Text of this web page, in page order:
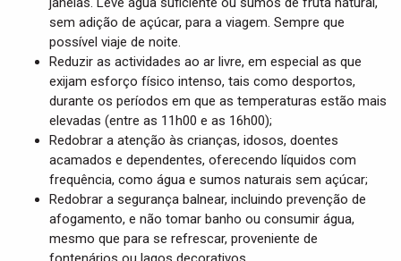
sem adição de açúcar, para a viagem. Sempre que
possível viaje de noite.
Reduzir as actividades ao ar livre, em especial as que
exijam esforço físico intenso, tais como desportos,
durante os períodos em que as temperaturas estão mais
elevadas (entre as 11h00 e as 16h00);
Redobrar a atenção às crianças, idosos, doentes
acamados e dependentes, oferecendo líquidos com
frequência, como água e sumos naturais sem açúcar;
Redobrar a segurança balnear, incluindo prevenção de
afogamento, e não tomar banho ou consumir água,
mesmo que para se refrescar, proveniente de